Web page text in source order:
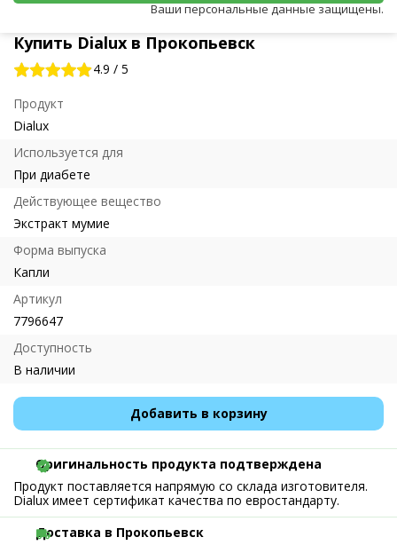
Купить Dialux в Прокопьевск
4.9 / 5
Продукт
Dialux
Используется для
При диабете
Действующее вещество
Экстракт мумие
Форма выпуска
Капли
Артикул
7796647
Доступность
В наличии
Добавить в корзину
Ваши персональные данные защищены.
Оригинальность продукта подтверждена
Продукт поставляется напрямую со склада изготовителя.
Dialux имеет сертификат качества по евростандарту.
Доставка в Прокопьевск